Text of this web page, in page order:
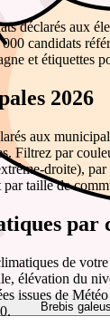
Brebis
déclarés aux
candidats
et étiquettes
2026
aux
Filtrez par
droite),
taille de
par
de
élévation du
issues de